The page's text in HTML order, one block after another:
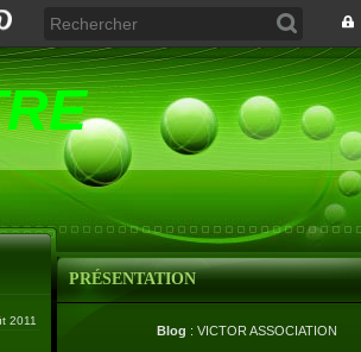
2011
PRÉSENTATION
Blog : VICTOR ASSOCIATION